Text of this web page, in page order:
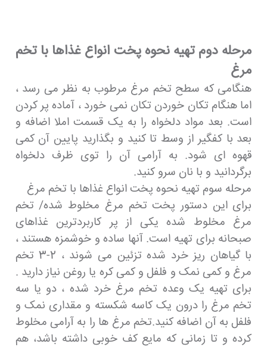
مرحله دوم تهیه نحوه پخت انواع غذاها با تخم
مرغ
هنگامی که سطح تخم مرغ مرطوب به نظر می رسد ،
اما هنگام تکان خوردن تکان نمی خورد ، آماده پر کردن
است. بعد مواد دلخواه را به یک قسمت املا اضافه و
بعد با کفگیر از وسط تا کنید و بگذارید پایین آن کمی
قهوه ای شود. به آرامی آن را توی ظرف دلخواه
برگردانید و با نان سرو کنید.
مرحله سوم تهیه نحوه پخت انواع غذاها با تخم مرغ
برای این دستور پخت تخم مرغ مخلوط شده/ تخم
مرغ مخلوط شده یکی از پر کاربردترین غذاهای
صبحانه برای تهیه است. آنها ساده و خوشمزه هستند ،
با گیاهان ریز خرد شده تزئین می شوند ، 2-3 تخم
مرغ و کمی نمک و فلفل و کمی کره یا روغن نیاز دارید .
برای تهیه یک وعده تخم مرغ خرد شده ، دو یا سه
تخم مرغ را درون یک کاسه شکسته و مقداری نمک و
فلفل به آن اضافه کنید.تخم مرغ ها را به آرامی مخلوط
کرده و تا زمانی که مایع کف خوبی داشته باشد، هم